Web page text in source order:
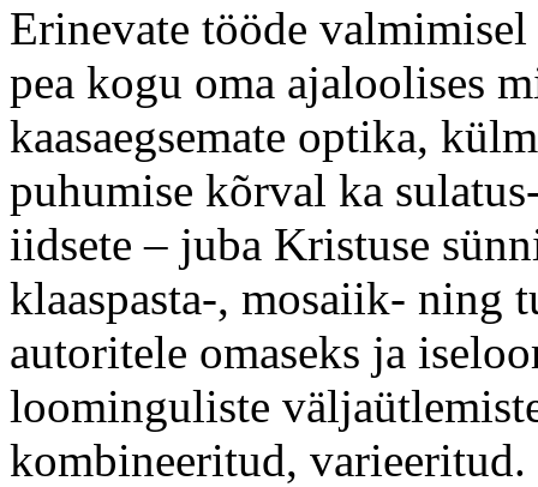
Erinevate tööde
pea kogu oma ajaloolises
kaasaegsemate optika,
puhumise kõrval ka
iidsete – juba Kristuse
klaaspasta-, mosaiik- ning
autoritele omaseks ja
loominguliste
kombineeritud, varieeritud.